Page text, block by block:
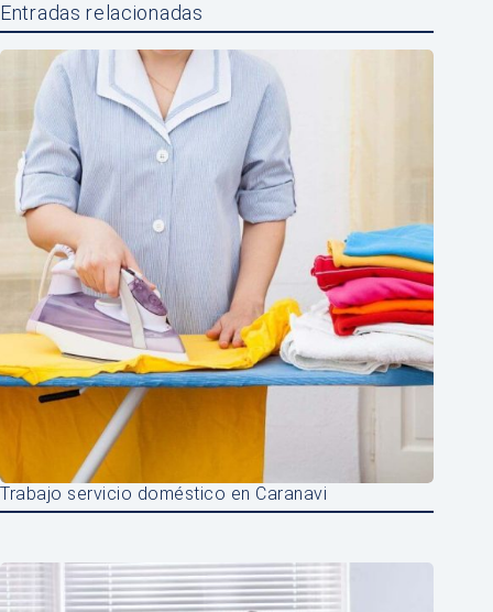
Entradas relacionadas
Trabajo servicio doméstico en Caranavi